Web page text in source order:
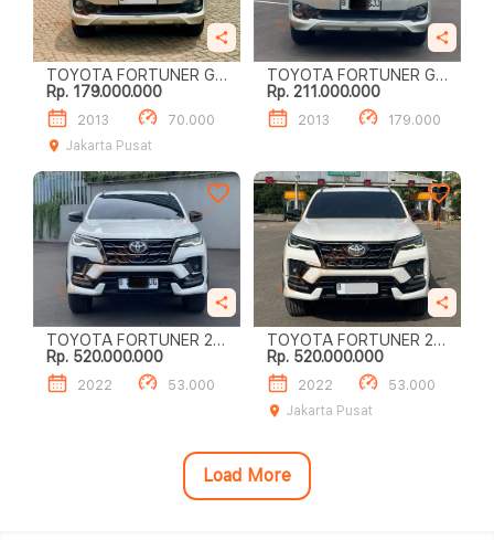
TOYOTA FORTUNER G
LUX 2.7
Rp. 179.000.000
2013
70.000
Jakarta Pusat
TOYOTA FORTUNER G
LUXURY
Rp. 211.000.000
2013 179.000
TOYOTA FORTUNER 2.8
GR SPORT
Rp. 520.000.000
2022 53.000
TOYOTA FORTUNER 2.8
GR SPORT
Rp. 520.000.000
2022
53.000
Jakarta Pusat
Load More